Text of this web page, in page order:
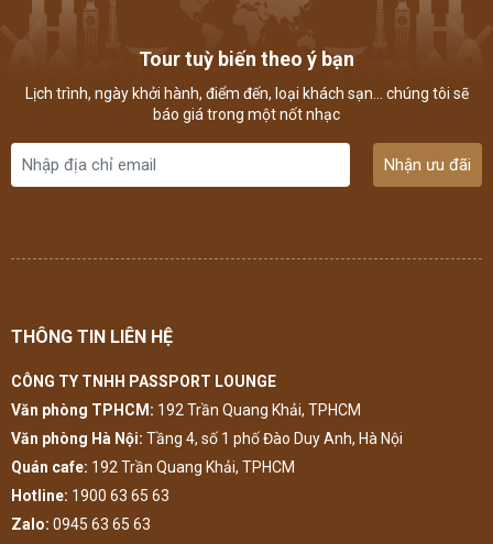
Tour tuỳ biến theo ý bạn
Lịch trình, ngày khởi hành, điểm đến, loại khách sạn... chúng tôi sẽ
báo giá trong một nốt nhạc
Nhận ưu đãi
THÔNG TIN LIÊN HỆ
CÔNG TY TNHH PASSPORT LOUNGE
Văn phòng TPHCM: 192 Trần Quang Khải, TPHCM
Văn phòng Hà Nội: Tầng 4, số 1 phố Đào Duy Anh, Hà Nội
Quán cafe: 192 Trần Quang Khải, TPHCM
Hotline: 1900 63 65 63
Zalo: 0945 63 65 63